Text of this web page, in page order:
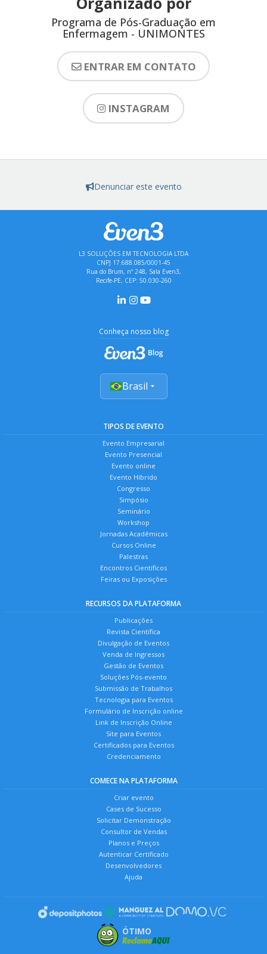
Programa de Pós-Graduação em
Enfermagem - UNIMONTES
ENTRAR EM CONTATO
INSTAGRAM
Denunciar este evento
L3 SOLUÇÕES EM TECNOLOGIA LTDA
CNPJ 17.688.085/0001-45
Rua do Brum, nº 248, Sala Even3,
Recife-PE, CEP: 50.030-260
Conheça nosso blog
Brasil
TIPOS DE EVENTO
Evento Empresarial
Evento Presencial
Evento online
Evento Híbrido
Congresso
Simpósio
Seminário
Workshop
Jornadas Acadêmicas
Cursos Online
Palestras
Encontros Científicos
Feiras ou Exposições
RECURSOS DA PLATAFORMA
Publicações
Revista Científica
Divulgação de Eventos
Venda de Ingressos
Gestão de Eventos
Soluções Pós-evento
Submissão de Trabalhos
Tecnologia para Eventos
Formulário de Inscrição online
Link de Inscrição Online
Site para Eventos
Certificados para Eventos
Credenciamento
COMECE NA PLATAFORMA
Criar evento
Cases de Sucesso
Solicitar Demonstração
Consultor de Vendas
Planos e Preços
Autenticar Certificado
Desenvolvedores
Ajuda
ÓTIMO